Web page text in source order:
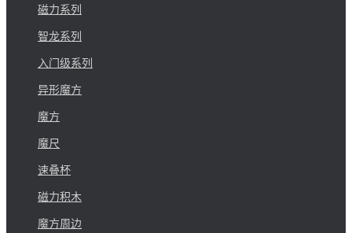
磁力系列
智龙系列
入门级系列
异形魔方
魔方
魔尺
速叠杯
磁力积木
魔方周边